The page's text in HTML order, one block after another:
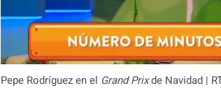
Pepe Rodríguez en el Grand Prixde Navidad |